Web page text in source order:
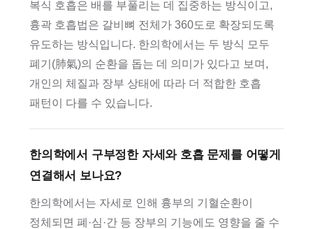
복식 호흡은 배를 부풀리는 데 집중하는 방식이고,
흉곽 호흡법은 갈비뼈 전체가 360도로 확장되도록
유도하는 방식입니다. 한의학에서는 두 방식 모두
폐기(肺氣)의 순환을 돕는 데 의미가 있다고 보며,
개인의 체질과 장부 상태에 따라 더 적합한 호흡
패턴이 다를 수 있습니다.
한의학에서 구부정한 자세와 호흡 문제를 어떻게
연결해서 보나요?
한의학에서는 자세로 인해 흉부의 기혈순환이
정체되면 폐·심·간 등 장부의 기능에도 영향을 줄 수